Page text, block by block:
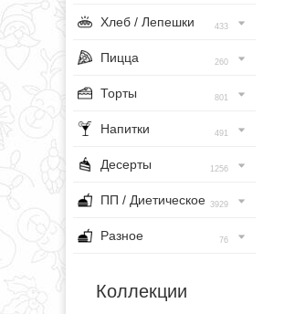
Хлеб / Лепешки 433
Пицца 260
Торты 801
Напитки 491
Десерты 1256
ПП / Диетическое 3929
Разное 76
Коллекции